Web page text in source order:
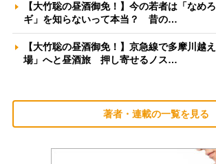
【大竹聡の昼酒御免！】今の若者は「なめ
ギ」を知らないって本当？ 昔の…
【大竹聡の昼酒御免！】京急線で多摩川越
場」へと昼酒旅 押し寄せるノス…
著者・連載の一覧を見る